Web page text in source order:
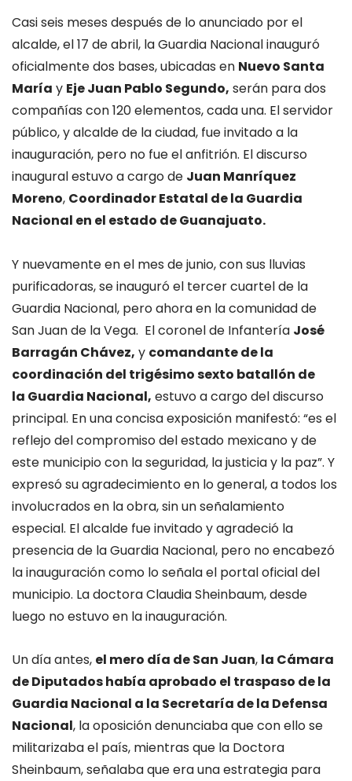
Casi seis meses después de lo anunciado por el
alcalde, el 17 de abril, la Guardia Nacional inauguró
oficialmente dos bases, ubicadas en Nuevo Santa
María y Eje Juan Pablo Segundo, serán para dos
compañías con 120 elementos, cada una. El servidor
público, y alcalde de la ciudad, fue invitado a la
inauguración, pero no fue el anfitrión. El discurso
inaugural estuvo a cargo de Juan Manríquez
Moreno, Coordinador Estatal de la Guardia
Nacional en el estado de Guanajuato.
Y nuevamente en el mes de junio, con sus lluvias
purificadoras, se inauguró el tercer cuartel de la
Guardia Nacional, pero ahora en la comunidad de
San Juan de la Vega. El coronel de Infantería José
Barragán Chávez, y comandante de la
coordinación del trigésimo sexto batallón de
la Guardia Nacional, estuvo a cargo del discurso
principal. En una concisa exposición manifestó: “es el
reflejo del compromiso del estado mexicano y de
este municipio con la seguridad, la justicia y la paz”. Y
expresó su agradecimiento en lo general, a todos los
involucrados en la obra, sin un señalamiento
especial. El alcalde fue invitado y agradeció la
presencia de la Guardia Nacional, pero no encabezó
la inauguración como lo señala el portal oficial del
municipio. La doctora Claudia Sheinbaum, desde
luego no estuvo en la inauguración.
Un día antes, el mero día de San Juan, la Cámara
de Diputados había aprobado el traspaso de la
Guardia Nacional a la Secretaría de la Defensa
Nacional, la oposición denunciaba que con ello se
militarizaba el país, mientras que la Doctora
Sheinbaum, señalaba que era una estrategia para